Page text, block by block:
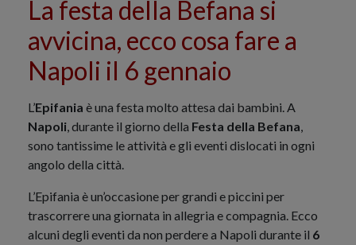
La festa della Befana si
avvicina, ecco cosa fare a
Napoli il 6 gennaio
L’Epifania è una festa molto attesa dai bambini. A
Napoli, durante il giorno della Festa della Befana,
sono tantissime le attività e gli eventi dislocati in ogni
angolo della città.
L’Epifania è un’occasione per grandi e piccini per
trascorrere una giornata in allegria e compagnia. Ecco
alcuni degli eventi da non perdere a Napoli durante il 6